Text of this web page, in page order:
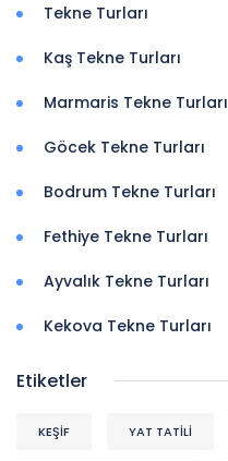
Tekne Turları
Kaş Tekne Turları
Marmaris Tekne Turları
Göcek Tekne Turları
Bodrum Tekne Turları
Fethiye Tekne Turları
Ayvalık Tekne Turları
Kekova Tekne Turları
Etiketler
KEŞIF YAT TATİLİ